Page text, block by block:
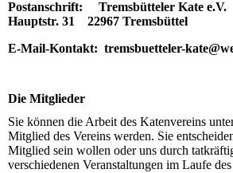
Postanschrift: Tremsbütteler Kate
Hauptstr. 31 22967 Tremsbüttel
E-Mail-Kontakt: tremsbuetteler-
Die Mitglieder
Sie können die Arbeit des Katenvereins
Mitglied des Vereins werden. Sie
Mitglied sein wollen oder uns durch
verschiedenen Veranstaltungen im Laufe